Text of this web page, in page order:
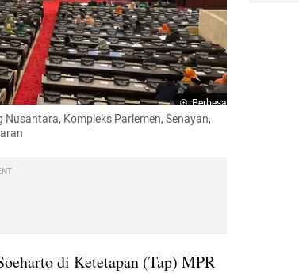
Perbesar
Kompleks Parlemen, Senayan,
di Ketetapan (Tap) MPR